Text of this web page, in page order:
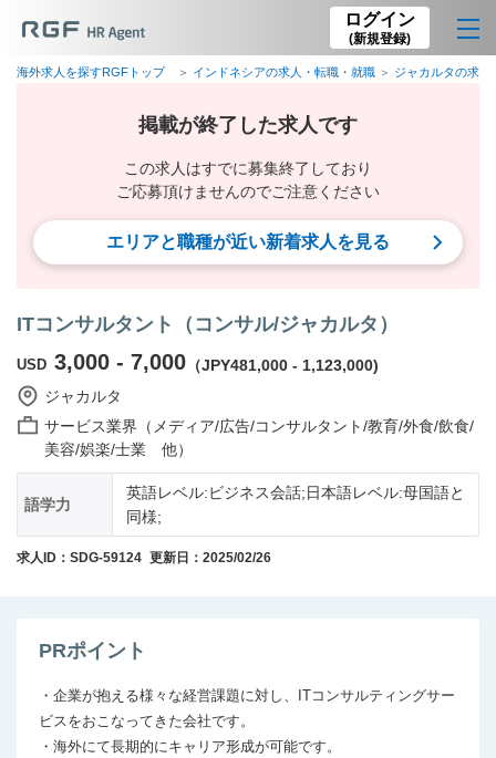
ログイン
(新規登録)
海外求人を探すRGFトップ インドネシアの求人・転職・就職 ジャカルタの求人
掲載が終了した求人です
この求人はすでに募集終了しており
ご応募頂けませんのでご注意ください
エリアと職種が近い新着求人を見る
ITコンサルタント（コンサル/ジャカルタ）
USD 3,000 - 7,000 （JPY481,000 - 1,123,000)
ジャカルタ
サービス業界（メディア/広告/コンサルタント/教育/外食/飲食/
美容/娯楽/士業 他）
語学力
英語レベル:ビジネス会話;日本語レベル:母国語と
同様;
求人ID：SDG-59124 更新日：2025/02/26
PRポイント
・企業が抱える様々な経営課題に対し、ITコンサルティングサー
ビスをおこなってきた会社です。
・海外にて長期的にキャリア形成が可能です。